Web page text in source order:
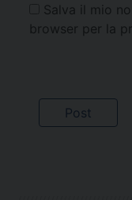
Salva il mio
browser per la